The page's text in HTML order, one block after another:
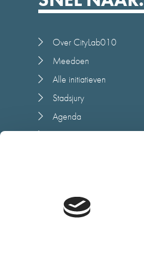
Over CityLab010
Meedoen
Alle initiatieven
Stadsjury
Agenda
Nieuws